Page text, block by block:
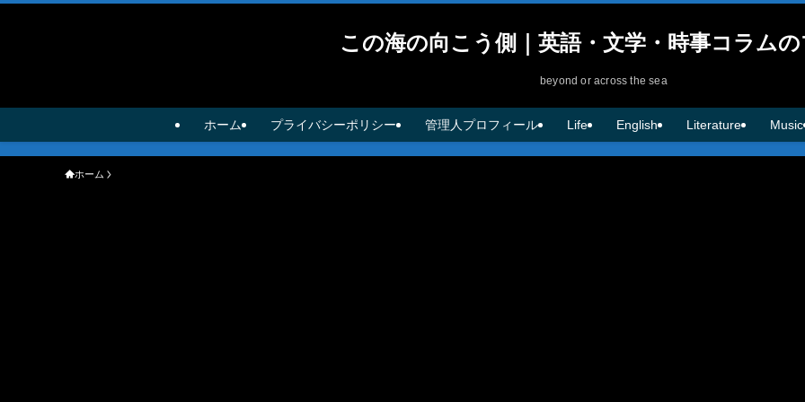
この海の向こう側｜英語・文学・時事コラム
beyond or across the sea
ホーム プライバシーポリシー 管理人プロフィール Life English Literature Music
ホーム